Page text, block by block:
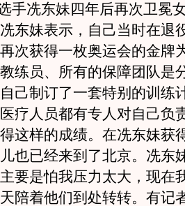
手冼东妹四年后再次卫冕
东妹表示，自己当时在退
次获得一枚奥运会的金牌
练员、所有的保障团队是
己制订了一套特别的训练
疗人员都有专人对自己负
这样的成绩。在冼东妹获
也已经来到了北京。冼东
要是怕我压力太大，现在
陪着他们到处转转。有记